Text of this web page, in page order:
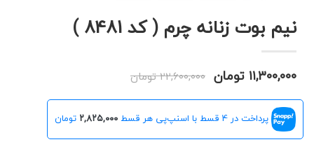
نیم بوت زنانه چرم ( کد 8481 )
۱۱,۳۰۰,۰۰۰ تومان ۲۲,۶۰۰,۰۰۰ تومان
پرداخت در 4 قسط با اسنپ‌پی هر قسط ۲,۸۲۵,۰۰۰ تومان